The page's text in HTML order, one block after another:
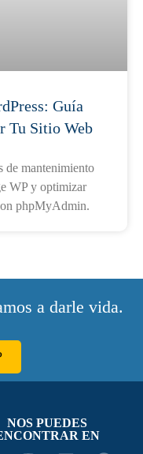
Guía
Tu Sitio Web
de mantenimiento
WP y optimizar
phpMyAdmin.
a darle vida.
NOS PUEDES
EN